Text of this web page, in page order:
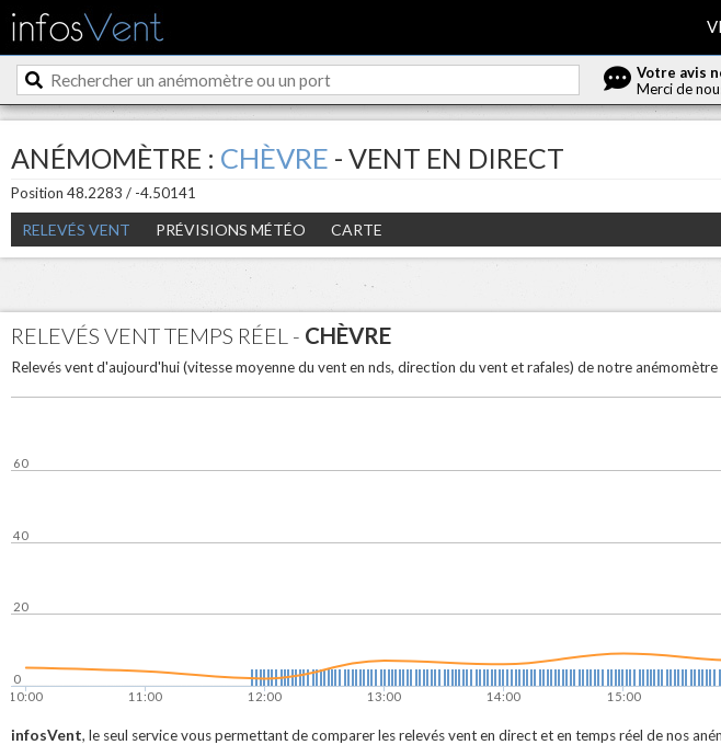
Votre avis
Merci de
ANÉMOMÈTRE : CHÈVRE - VENT EN DIRECT
Position 48.2283 / -4.50141
RELEVÉS VENT PRÉVISIONS MÉTÉO CARTE
RELEVÉS VENT TEMPS RÉEL - CHÈVRE
Relevés vent d'aujourd'hui (vitesse moyenne du vent en nds, direction du vent et rafales) de notre anémomètre
10:00 11:00 12:00 13:00 14:00 15:00
0
20
40
60
infosVent, le seul service vous permettant de comparer les relevés vent en direct et en temps réel de nos